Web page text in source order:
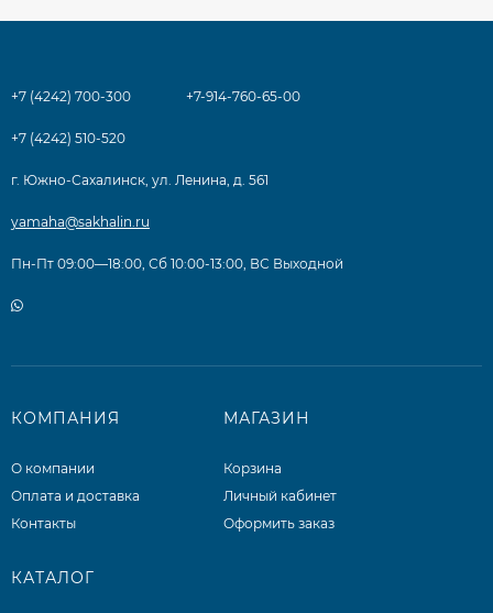
+7 (4242) 700-300 +7-914-760-65-00
+7 (4242) 510-520
г. Южно-Сахалинск, ул. Ленина, д. 561
yamaha@sakhalin.ru
Пн-Пт 09:00—18:00, Сб 10:00-13:00, ВС Выходной
КОМПАНИЯ
О компании
Оплата и доставка
Контакты
МАГАЗИН
Корзина
Личный кабинет
Оформить заказ
КАТАЛОГ